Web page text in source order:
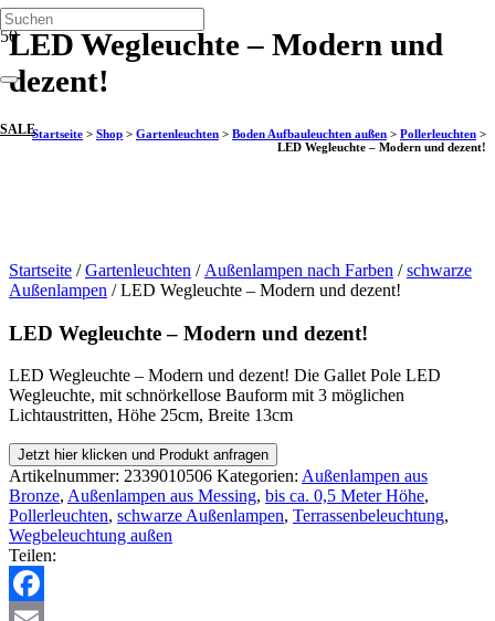
SALE
LED Wegleuchte – Modern und
dezent!
Startseite > Shop > Gartenleuchten > Boden Aufbauleuchten außen > Pollerleuchten >
LED Wegleuchte – Modern und dezent!
Startseite /Gartenleuchten / Außenlampen nach Farben /schwarze
Außenlampen / LED Wegleuchte – Modern und dezent!
LED Wegleuchte – Modern und dezent!
LED Wegleuchte – Modern und dezent! Die Gallet Pole LED
Wegleuchte, mit schnörkellose Bauform mit 3 möglichen
Lichtaustritten, Höhe 25cm, Breite 13cm
Jetzt hier klicken und Produkt anfragen
Artikelnummer: 2339010506 Kategorien: Außenlampen aus
Bronze, Außenlampen aus Messing, bis ca. 0,5 Meter Höhe,
Pollerleuchten, schwarze Außenlampen, Terrassenbeleuchtung,
Wegbeleuchtung außen
Teilen: